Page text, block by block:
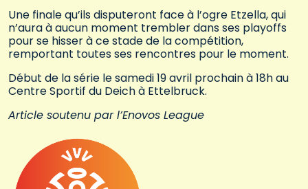
Une finale qu’ils disputeront face à l’ogre Etzella, qui
n’aura à aucun moment trembler dans ses playoffs
pour se hisser à ce stade de la compétition,
remportant toutes ses rencontres pour le moment.
Début de la série le samedi 19 avril prochain à 18h au
Centre Sportif du Deich à Ettelbruck.
Article soutenu par l’Enovos League